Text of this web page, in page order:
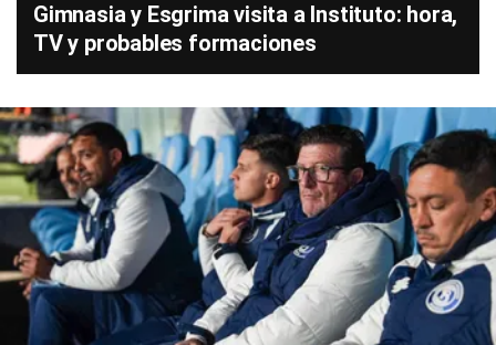
Gimnasia y Esgrima visita a Instituto: hora,
TV y probables formaciones